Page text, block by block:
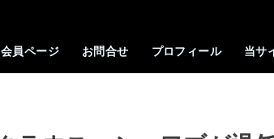
会員ページ お問合せ プロフィール 当サ